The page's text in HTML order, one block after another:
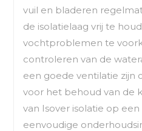
vuil en bladeren
de isolatielaag vrij te
vochtproblemen te
controleren van de
een goede ventilatie zijn
voor het behoud van de
van Isover isolatie op
eenvoudige